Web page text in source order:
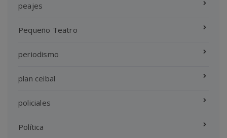
peajes
Pequeño Teatro
periodismo
plan ceibal
policiales
Política